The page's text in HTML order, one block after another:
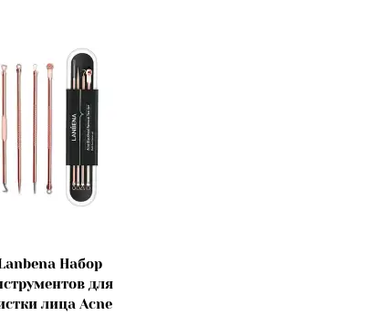
Набор
для
лица Acne